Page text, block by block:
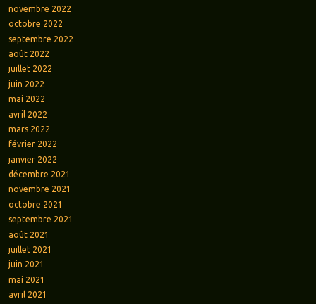
novembre 2022
octobre 2022
septembre 2022
août 2022
juillet 2022
juin 2022
mai 2022
avril 2022
mars 2022
février 2022
janvier 2022
décembre 2021
novembre 2021
octobre 2021
septembre 2021
août 2021
juillet 2021
juin 2021
mai 2021
avril 2021